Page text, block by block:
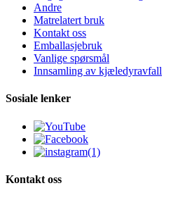
Andre
Matrelatert bruk
Kontakt oss
Emballasjebruk
Vanlige spørsmål
Innsamling av kjæledyravfall
Sosiale lenker
Kontakt oss